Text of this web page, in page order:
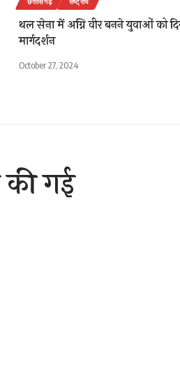
थल सेना में अग्नि वीर बनने युवाओं को
मार्गदर्शन
October 27, 2024
की गई